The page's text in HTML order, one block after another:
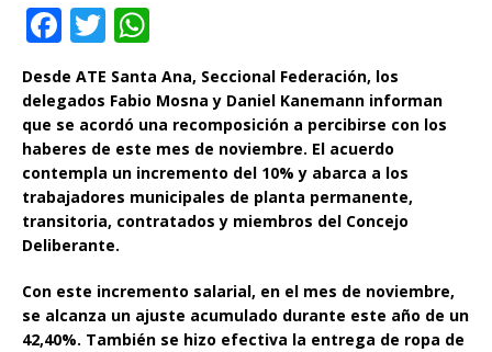
F
a
c
e
b
o
o
T
w
it
te
r
h
at
s
A
p
p
Desde ATE Santa Ana, Seccional Federación, los
delegados Fabio Mosna y Daniel Kanemann informan
que se acordó una recomposición a percibirse con los
haberes de este mes de noviembre. El acuerdo
contempla un incremento del 10% y abarca a los
trabajadores municipales de planta permanente,
transitoria, contratados y miembros del Concejo
Deliberante.
Con este incremento salarial, en el mes de noviembre,
se alcanza un ajuste acumulado durante este año de un
42,40%. También se hizo efectiva la entrega de ropa de